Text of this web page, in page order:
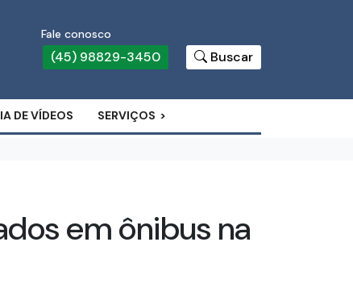
Fale conosco
(45) 98829-3450 Buscar
DE VÍDEOS SERVIÇOS
em ônibus na